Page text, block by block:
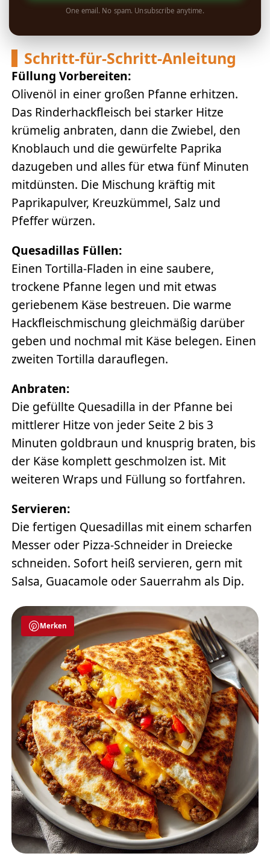
One email. No spam. Unsubscribe anytime.
Schritt-für-Schritt-Anleitung
Füllung Vorbereiten:
Olivenöl in einer großen Pfanne erhitzen.
Das Rinderhackfleisch bei starker Hitze
krümelig anbraten, dann die Zwiebel, den
Knoblauch und die gewürfelte Paprika
dazugeben und alles für etwa fünf Minuten
mitdünsten. Die Mischung kräftig mit
Paprikapulver, Kreuzkümmel, Salz und
Pfeffer würzen.
Quesadillas Füllen:
Einen Tortilla-Fladen in eine saubere,
trockene Pfanne legen und mit etwas
geriebenem Käse bestreuen. Die warme
Hackfleischmischung gleichmäßig darüber
geben und nochmal mit Käse belegen. Einen
zweiten Tortilla darauflegen.
Anbraten:
Die gefüllte Quesadilla in der Pfanne bei
mittlerer Hitze von jeder Seite 2 bis 3
Minuten goldbraun und knusprig braten, bis
der Käse komplett geschmolzen ist. Mit
weiteren Wraps und Füllung so fortfahren.
Servieren:
Die fertigen Quesadillas mit einem scharfen
Messer oder Pizza-Schneider in Dreiecke
schneiden. Sofort heiß servieren, gern mit
Salsa, Guacamole oder Sauerrahm als Dip.
Merken